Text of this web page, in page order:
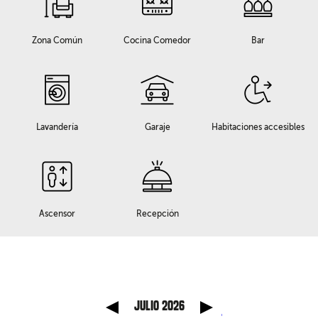
Zona Común Cocina Comedor Bar
Lavandería Garaje Habitaciones accesibles
Ascensor Recepción
julio 2026